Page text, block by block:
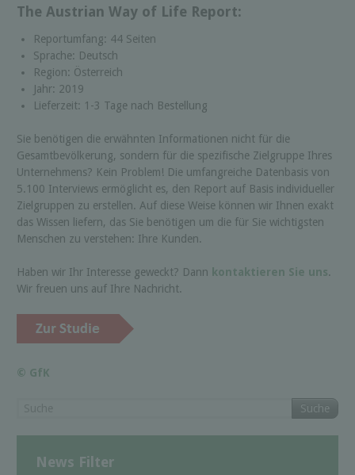
The Austrian Way of Life Report:
Reportumfang: 44 Seiten
Sprache: Deutsch
Region: Österreich
Jahr: 2019
Lieferzeit: 1-3 Tage nach Bestellung
Sie benötigen die erwähnten Informationen nicht für die
Gesamtbevölkerung, sondern für die spezifische Zielgruppe Ihres
Unternehmens? Kein Problem! Die umfangreiche Datenbasis von
5.100 Interviews ermöglicht es, den Report auf Basis individueller
Zielgruppen zu erstellen. Auf diese Weise können wir Ihnen exakt
das Wissen liefern, das Sie benötigen um die für Sie wichtigsten
Menschen zu verstehen: Ihre Kunden.
Haben wir Ihr Interesse geweckt? Dann kontaktieren Sie uns.
Wir freuen uns auf Ihre Nachricht.
© GfK
Suche
News Filter